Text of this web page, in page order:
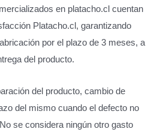
en platacho.cl cuentan
Platacho.cl, garantizando
por el plazo de 3 meses, a
del producto.
del producto, cambio de
del mismo cuando el defecto no
se considera ningún otro gasto